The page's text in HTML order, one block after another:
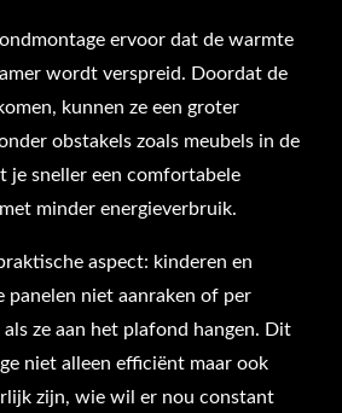
ervoor dat de warmte
wordt verspreid. Doordat de
kunnen ze een groter
obstakels zoals meubels in de
je sneller een comfortabele
minder energieverbruik.
aspect: kinderen en
panelen niet aanraken of per
ze aan het plafond hangen. Dit
niet alleen efficiënt maar ook
zijn, wie wil er nou constant